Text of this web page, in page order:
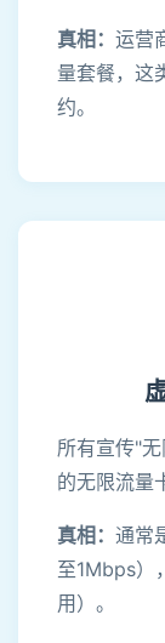
真相： 运营
量套餐，这
约。
所有宣传"
的无限流量
真相： 通常
至1Mbps）
用）。